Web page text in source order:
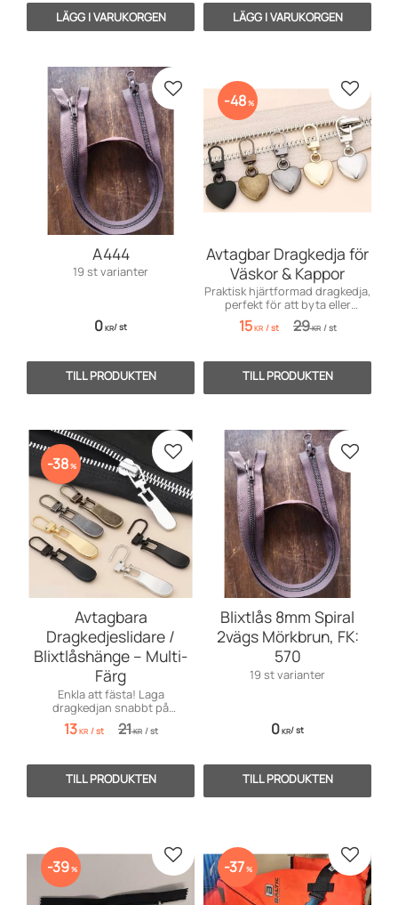
A444
19 st varianter
0KR/st
Lägg till i favoriter
Avtagbar Dragkedja för
Väskor & Kappor
Praktisk hjärtformad dragkedja,
perfekt för att byta eller
reparera dragkedjor på väskor,
ryggsäckar och kappor.
15KR /st 29KR /st
48% Lägg
Avtagbara
Dragkedjeslidare /
Blixtlåshänge – Multi-
Färg
Enkla att fästa! Laga
dragkedjan snabbt på
resväskan, jackan, ryggsäcken
eller stövlarna. 5 färger.
13KR /st 21KR /st
38% Lägg till i favoriter
Blixtlås 8mm Spiral
2vägs Mörkbrun, FK:
570
19 st varianter
0KR/st
Lägg
39% Lägg till i favoriter
37% Lägg